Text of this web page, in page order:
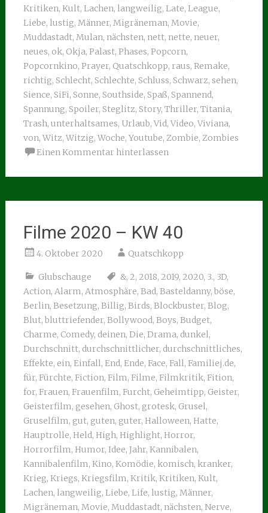
Kritiken, Kult, Lachen, langweilig, Late, League,
Liebe, lustig, Männer, Migräneman, Movie,
Muddastadt, Mulan, nächsten, nett, nette, neuer,
neues, ok, Okja, Palast, Phases, Popcorn,
Popcornkino, Prayer, Quatschkopp, raus, Remake,
richtig, Schlecht, Schlechte, Schluss, Schwarz, sehen,
Sience, SiFi, Sonne, Southside, Spaß, Spannend,
Spannung, Spoiler, Steglitz, Story, Thriller, Titania,
Trash, unterhaltsames, Urlaub, Vid, Video, Viviana,
von, Witz, Witzig, Woche, Youtube, Zombie, Zombies
Einen Kommentar hinterlassen
Filme 2020 – KW 40
4. Oktober 2020 Quatschkopp
Glubschauge &, 2, 2018, 2019, 2020, 3., 3D,
Action, Alarm, Atmosphäre, Bad, Basteldanny, böse,
Berlin, Besetzung, Billig, Birds, Blockbuster, Blog,
Blut, bluttriefender, Bollywood, Boys, Budget,
Charme, Comedy, deinen, Die, Drama, dunkel,
Durchschnitt, durchschnittlicher, durchschnittliches,
Effekte, ein, Einfall, End, Ende, Face, Fall, Familiej.de,
für, Fürchte, Fiction, Film, Filme, Filmkritik, Fition,
for, Frauen, Frauenfilm, Furcht, Geheimtipp, Geister,
Geisterfilm, gesehen, Ghost, grotesk, Grusel,
Gruselfilm, gut, guten, guter, Halloween, Hatte,
Hauptrolle, Held, High, Highlight, Horror,
Horrorfilm, Humor, Idee, Jahr, Kannibalen,
Kannibalenfilm, Kino, Komödie, komisch, kranker,
Krieg, Kriegs, Kriegsfilm, Kritik, Kritiken, Kult,
Lachen, langweilig, Liebe, Life, lustig, Männer,
Migräneman, Movie, Muddastadt, nächsten, Nerve,